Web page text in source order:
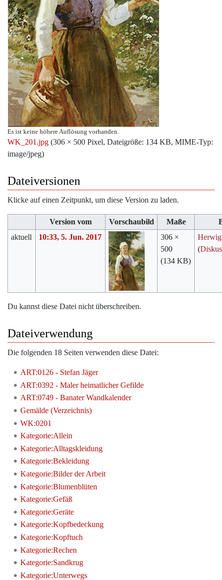
Es ist keine höhere Auflösung vorhanden.
WK_201.jpg (306 × 500 Pixel, Dateigröße: 134 KB, MIME-Typ:
image/jpeg)
Dateiversionen
Klicke auf einen Zeitpunkt, um diese Version zu laden.
Version vom Vorschaubild Maße
aktuell
10:33, 5. Jun. 2017
306 ×
500
(134 KB)
Herwig
(
Du kannst diese Datei nicht überschreiben.
Dateiverwendung
Die folgenden 18 Seiten verwenden diese Datei:
ART:0126 - Stefan Jäger
ART:0392 - Maler heimatlicher Gefilde
ART:0749 - Banater Wandkalender
Gemälde (Verzeichnis)
WK:0201
Kategorie:Allein
Kategorie:Alltagskleidung
Kategorie:Bekleidung
Kategorie:Bilder der Arbeit
Kategorie:Blumenblüten
Kategorie:Gefäß
Kategorie:Geräte
Kategorie:Kopfbedeckung
Kategorie:Kopftuch
Kategorie:Rechen
Kategorie:Sandkrug
Kategorie:Unterwegs